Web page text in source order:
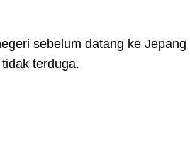
sebelum datang ke Jepang
terduga.